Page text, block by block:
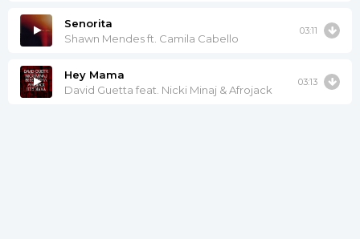
Senorita
Shawn Mendes ft. Camila Cabello
03:11
Hey Mama
David Guetta feat. Nicki Minaj & Afrojack
03:13